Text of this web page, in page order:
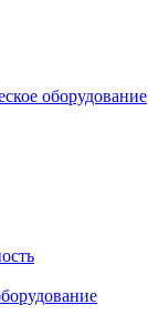
оборудование